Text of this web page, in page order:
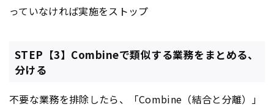
っていなければ実施をストップ
STEP【3】Combineで類似する業務をまとめる、
分ける
不要な業務を排除したら、「Combine（結合と分離）」